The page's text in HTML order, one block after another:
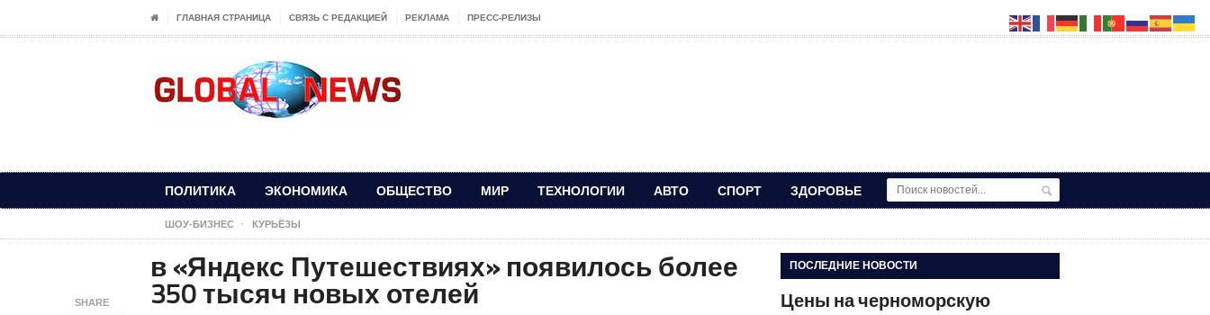
ГЛАВНАЯ СТРАНИЦА СВЯЗЬ С РЕДАКЦИЕЙ РЕКЛАМА ПРЕСС-РЕЛИЗЫ
ПОЛИТИКА ЭКОНОМИКА ОБЩЕСТВО МИР ТЕХНОЛОГИИ АВТО СПОРТ ЗДОРОВЬЕ
ШОУ-БИЗНЕС КУРЬЁЗЫ
SHARE
в «Яндекс Путешествиях» появилось более
350 тысяч новых отелей
ПОСЛЕДНИЕ НОВОСТИ
Цены на черноморскую